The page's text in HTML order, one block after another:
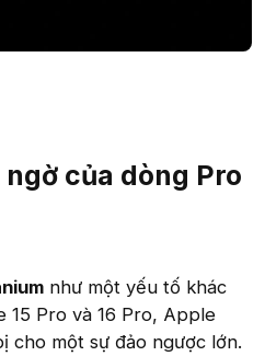
của dòng Pro
như một yếu tố khác
15 Pro và 16 Pro, Apple
cho một sự đảo ngược lớn.